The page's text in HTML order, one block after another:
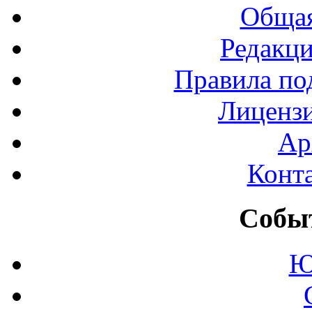
Правила